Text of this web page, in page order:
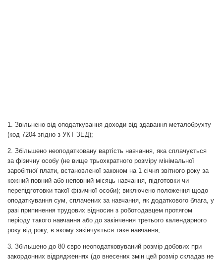
1. Звільнено від оподаткування доходи від здавання металобрухту
(код 7204 згідно з УКТ ЗЕД);
2. Збільшено неоподатковану вартість навчання, яка сплачується
за фізичну особу (не вище трьохкратного розміру мінімальної
заробітної плати, встановленої законом на 1 січня звітного року за
кожний повний або неповний місяць навчання, підготовки чи
перепідготовки такої фізичної особи); виключено положення щодо
оподаткування сум, сплачених за навчання, як додаткового блага, у
разі припинення трудових відносин з роботодавцем протягом
періоду такого навчання або до закінчення третього календарного
року від року, в якому закінчується таке навчання;
3. Збільшено до 80 євро неоподатковуваний розмір добових при
закордонних відрядженнях (до внесених змін цей розмір складав не